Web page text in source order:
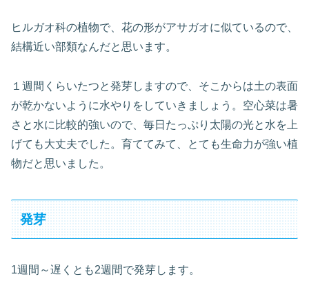
ヒルガオ科の植物で、花の形がアサガオに似ているので、
結構近い部類なんだと思います。
１週間くらいたつと発芽しますので、そこからは土の表面
が乾かないように水やりをしていきましょう。空心菜は暑
さと水に比較的強いので、毎日たっぷり太陽の光と水を上
げても大丈夫でした。育ててみて、とても生命力が強い植
物だと思いました。
発芽
1週間～遅くとも2週間で発芽します。